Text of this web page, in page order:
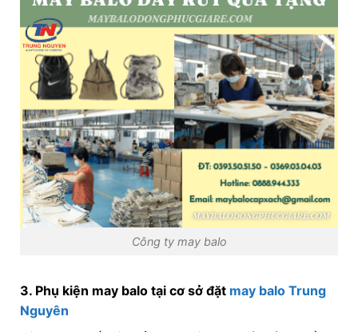
Công ty may balo
3. Phụ kiện may balo tại cơ sở đặt may balo Trung
Nguyên